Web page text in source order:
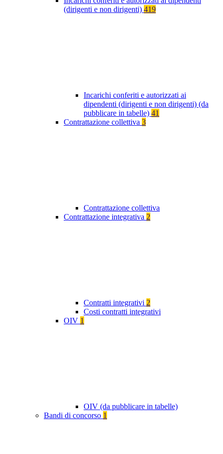
(dirigenti e non dirigenti) 419
Incarichi conferiti e autorizzati ai
dipendenti (dirigenti e non dirigenti) (da
pubblicare in tabelle) 41
Contrattazione collettiva 3
Contrattazione collettiva
Contrattazione integrativa 2
Contratti integrativi 2
Costi contratti integrativi
OIV 1
OIV (da pubblicare in tabelle)
Bandi di concorso 1